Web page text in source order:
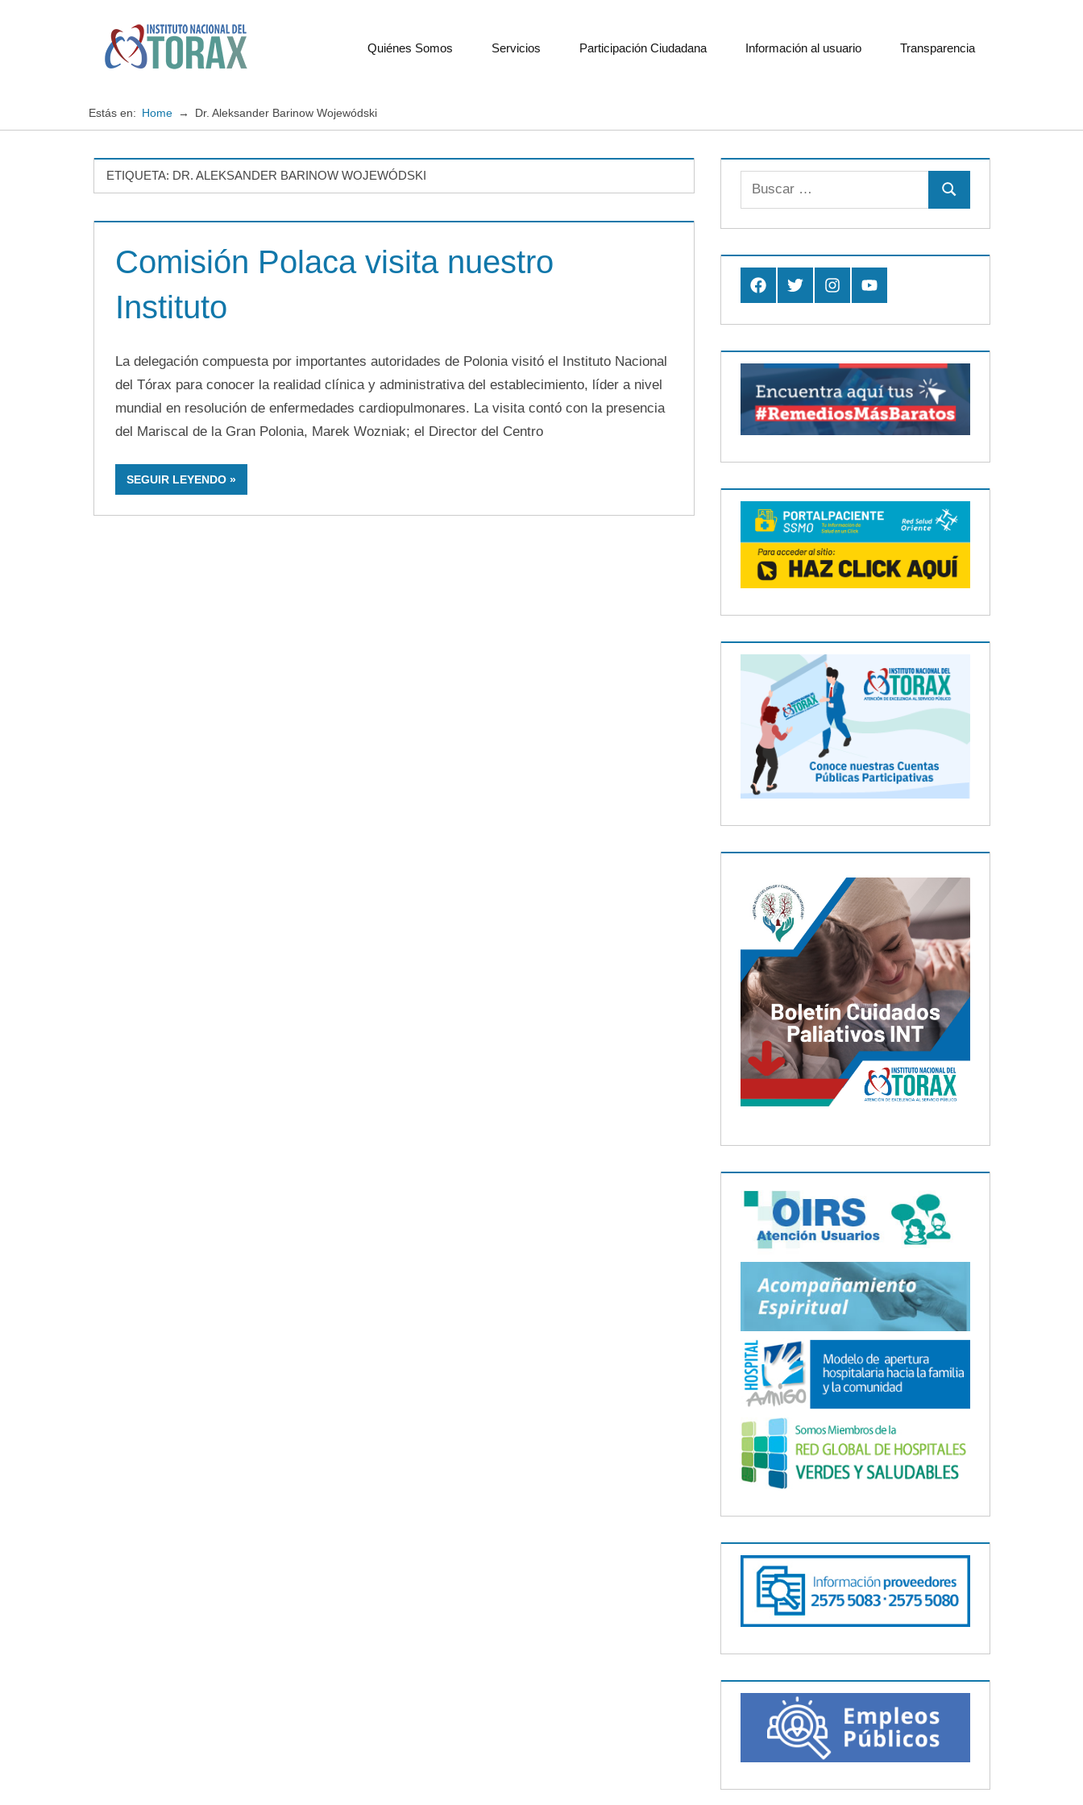
Instituto
Nacional
del
Especialistas
cardiopulmonares
Quiénes Somos Servicios Participación Ciudadana Información al usuario Transparencia
Estás en: Home Dr. Aleksander Barinow Wojewódski
ETIQUETA: DR. ALEKSANDER BARINOW WOJEWÓDSKI
Comisión Polaca visita nuestro
Instituto
La delegación compuesta por importantes autoridades de Polonia visitó el Instituto Nacional
del Tórax para conocer la realidad clínica y administrativa del establecimiento, líder a nivel
mundial en resolución de enfermedades cardiopulmonares. La visita contó con la presencia
del Mariscal de la Gran Polonia, Marek Wozniak; el Director del Centro
SEGUIR LEYENDO
Buscar:
Buscar
FacebookTwitter InstagramYoutube